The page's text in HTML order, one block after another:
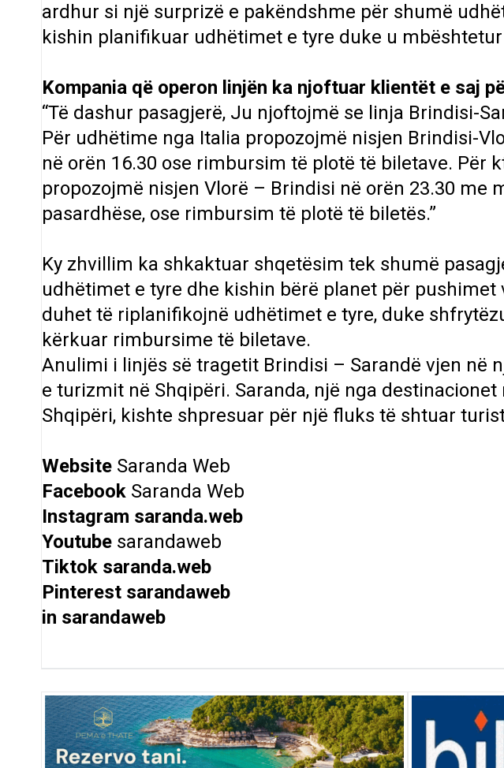
ardhur si një surprizë e pakëndshme për shumë
kishin planifikuar udhëtimet e tyre duke u
Kompania që operon linjën ka njoftuar klientët e saj
“Të dashur pasagjerë, Ju njoftojmë se linja Brindisi-
Për udhëtime nga Italia propozojmë nisjen Brindisi-
në orën 16.30 ose rimbursim të plotë të biletave. Për
propozojmë nisjen Vlorë – Brindisi në orën 23.30 me
pasardhëse, ose rimbursim të plotë të biletës.”
Ky zhvillim ka shkaktuar shqetësim tek shumë
udhëtimet e tyre dhe kishin bërë planet për pushimet
duhet të riplanifikojnë udhëtimet e tyre, duke
kërkuar rimbursime të biletave.
Anulimi i linjës së tragetit Brindisi – Sarandë vjen në
e turizmit në Shqipëri. Saranda, një nga
Shqipëri, kishte shpresuar për një fluks të shtuar
Website Saranda Web
Facebook Saranda Web
Instagram saranda.web
Youtube sarandaweb
Tiktok saranda.web
Pinterest sarandaweb
in sarandaweb